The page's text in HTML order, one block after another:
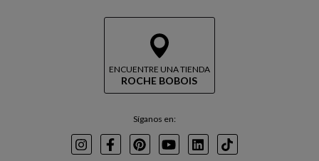
ENCUENTRE UNA TIENDA
ROCHE BOBOIS
Síganos en:
InstagramFacebookPinterest
YoutubeLinkedInTikTok